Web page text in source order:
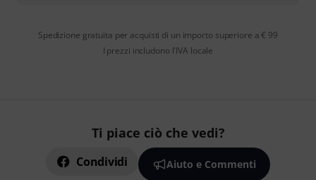
Spedizione gratuita per acquisti di un importo superiore a € 99
I prezzi includono l'IVA locale
Ti piace ciò che vedi?
Condividi Aiuto e Commenti